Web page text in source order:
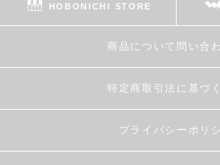
HOBONICHI STORE
商品について問い合
特定商取引法に基づ
プライバシーポリ